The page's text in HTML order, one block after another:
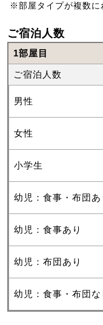
※部屋タイプが複数に
ご宿泊人数
1部屋目
ご宿泊人数
男性
女性
小学生
幼児：食事・布団あ
幼児：食事あり
幼児：布団あり
幼児：食事・布団な